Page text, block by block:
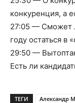
конкуренция, а
27:05 — Сможет
году остаться в
29:50 —
Есть ли
ТЕГИ Александр